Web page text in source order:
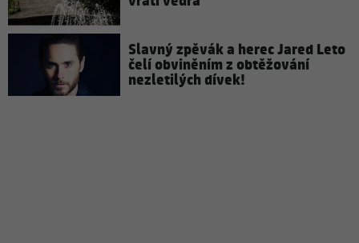
Slavný zpěvák a herec Jared Leto
čelí obviněním z obtěžování
nezletilých dívek!